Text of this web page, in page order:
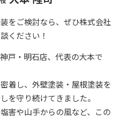
をご検討なら、ぜひ株式会社
ください！
戸・明石店、代表の大本で
着し、外壁塗装・屋根塗装を
を守り続けてきました。
害や山手からの風など、この